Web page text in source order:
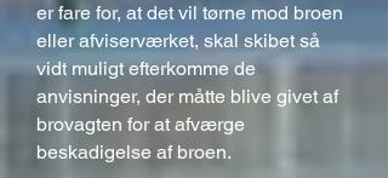
er fare for, at det vil tørne mod broen
eller afviserværket, skal skibet så
vidt muligt efterkomme de
anvisninger, der måtte blive givet af
brovagten for at afværge
beskadigelse af broen.